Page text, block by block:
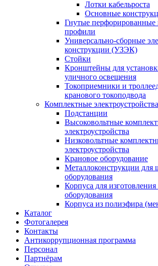
Лотки кабельроста
Основные
Гнутые перфорированные
профили
Универсально-сборные
конструкции (УЗЭК)
Стойки
Кронштейны для
уличного освещения
Токоприемники и
кранового токоподвода
Комплектные электроустройства
Подстанции
Высоковольтные
электроустройства
Низковольтные
электроустройства
Крановое оборудование
Металлоконструкции для
оборудования
Корпуса для
оборудования
Корпуса из полиэфира
Каталог
Фотогалерея
Контакты
Антикоррупционная программа
Персонал
Партнёрам